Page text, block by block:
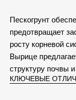
Пескогрунт
предотвращает
росту корневой
Вырице
структуру почвы
КЛЮЧЕВЫЕ